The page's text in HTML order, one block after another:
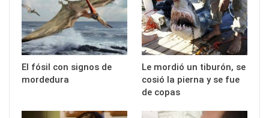
El fósil con signos de
mordedura
Le mordió un tiburón, se
cosió la pierna y se fue
de copas